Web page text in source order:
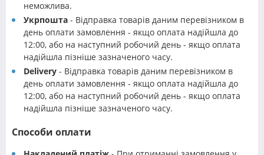
неможлива.
Укрпошта - Відправка товарів даним перевізником в
день оплати замовлення - якщо оплата надійшла до
12:00, або на наступний робочий день - якщо оплата
надійшла пізніше зазначеного часу.
Delivery - Відправка товарів даним перевізником в
день оплати замовлення - якщо оплата надійшла до
12:00, або на наступний робочий день - якщо оплата
надійшла пізніше зазначеного часу.
Способи оплати